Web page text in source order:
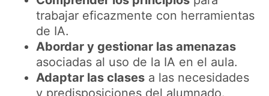
trabajar eficazmente con herramientas
de IA.
Abordar y gestionar las amenazas
asociadas al uso de la IA en el aula.
Adaptar las clases a las necesidades
y predisposiciones del alumnado.